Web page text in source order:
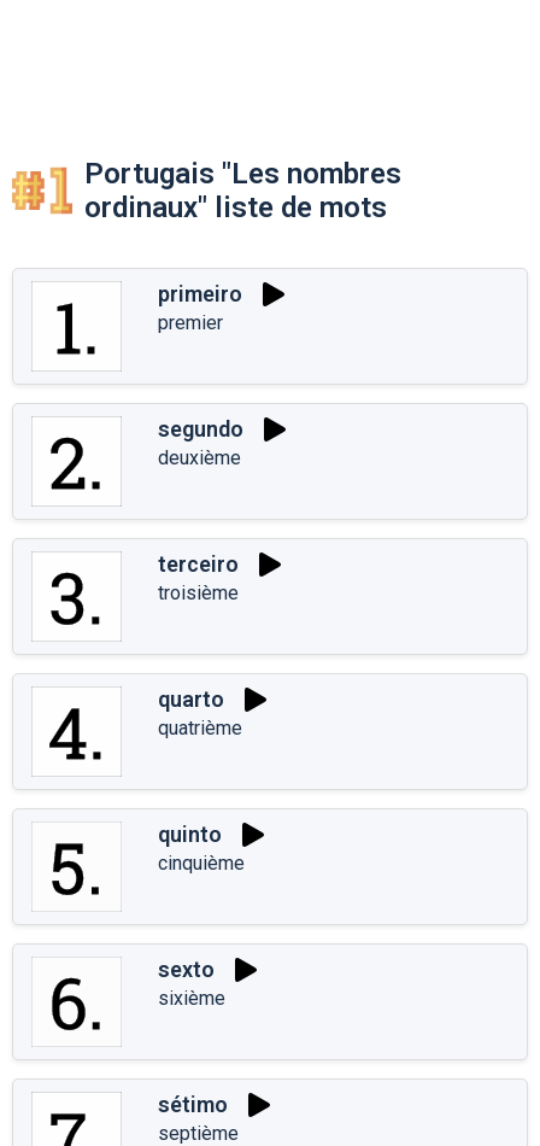
Portugais "Les nombres
ordinaux" liste de mots
primeiro
premier
segundo
deuxième
terceiro
troisième
quarto
quatrième
quinto
cinquième
sexto
sixième
sétimo
septième